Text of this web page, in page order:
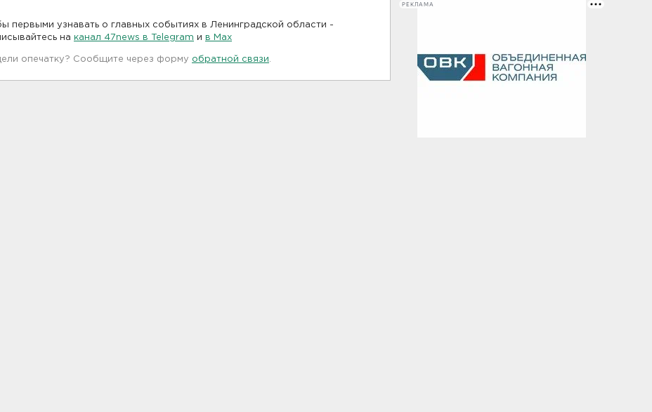
первыми узнавать о главных событиях в Ленинградской области -
на канал 47news в Telegram и в Maх
опечатку? Сообщите через форму обратной связи
РЕКЛАМА